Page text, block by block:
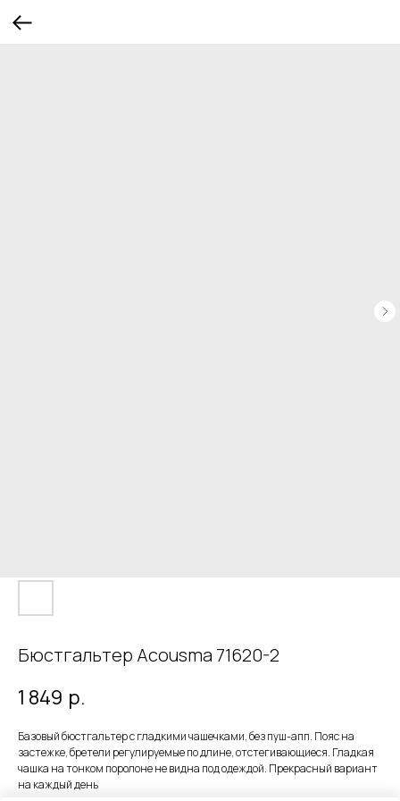
Бюстгальтер Acousma 71620-2
1 849 р.
Базовый бюстгальтер с гладкими чашечками, без пуш-апп. Пояс на
застежке, бретели регулируемые по длине, отстегивающиеся. Гладкая
чашка на тонком поролоне не видна под одеждой. Прекрасный вариант
на каждый день